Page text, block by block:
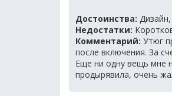
Достоинства:
Недостатки:
Комментарий: Утюг
после включения. За
Еще ни одну вещь мне
продырявила, очень